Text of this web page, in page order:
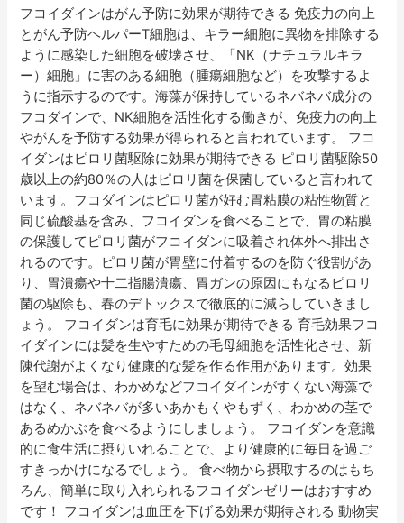
フコイダインはがん予防に効果が期待できる 免疫力の向上
とがん予防ヘルパーT細胞は、キラー細胞に異物を排除する
ように感染した細胞を破壊させ、「NK（ナチュラルキラ
ー）細胞」に害のある細胞（腫瘍細胞など）を攻撃するよ
うに指示するのです。海藻が保持しているネバネバ成分の
フコダインで、NK細胞を活性化する働きが、免疫力の向上
やがんを予防する効果が得られると言われています。 フコ
イダンはピロリ菌駆除に効果が期待できる ピロリ菌駆除50
歳以上の約80％の人はピロリ菌を保菌していると言われて
います。フコダインはピロリ菌が好む胃粘膜の粘性物質と
同じ硫酸基を含み、フコイダンを食べることで、胃の粘膜
の保護してピロリ菌がフコイダンに吸着され体外へ排出さ
れるのです。ピロリ菌が胃壁に付着するのを防ぐ役割があ
り、胃潰瘍や十二指腸潰瘍、胃ガンの原因にもなるピロリ
菌の駆除も、春のデトックスで徹底的に減らしていきまし
ょう。 フコイダンは育毛に効果が期待できる 育毛効果フコ
イダインには髪を生やすための毛母細胞を活性化させ、新
陳代謝がよくなり健康的な髪を作る作用があります。効果
を望む場合は、わかめなどフコイダインがすくない海藻で
はなく、ネバネバが多いあかもくやもずく、わかめの茎で
あるめかぶを食べるようにしましょう。 フコイダンを意識
的に食生活に摂りいれることで、より健康的に毎日を過ご
すきっかけになるでしょう。 食べ物から摂取するのはもち
ろん、簡単に取り入れられるフコイダンゼリーはおすすめ
です！ フコイダンは血圧を下げる効果が期待される 動物実
れ
ま
し
ょ
う